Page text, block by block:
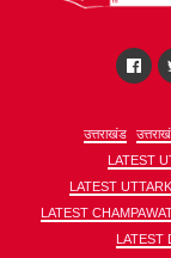
उत्तराखंड
LATEST
LATEST
LATEST
LATEST